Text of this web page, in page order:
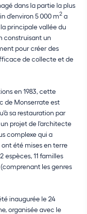
dans la partie la plus
d'environ 5 000 m2 a
principale vallée du
construisant un
pour créer des
de collecte et de
en 1983, cette
de Monserrate est
sa restauration par
un projet de l'architecte
complexe qui a
été mises en terre
espèces, 11 familles
les genres
inaugurée le 24
organisée avec le